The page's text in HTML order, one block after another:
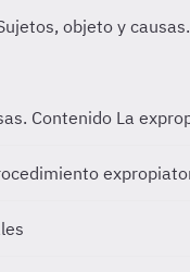
Contenido La